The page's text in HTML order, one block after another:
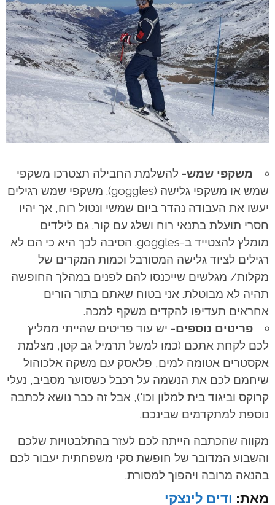
משקפי שמש- להשלמת החבילה תצטרכו משקפי
שמש או משקפי גלישה (goggles). משקפי שמש רגילים
יעשו את העבודה נהדר ביום שמשי ונטול רוח, אך יהיו
חסרי תועלת בתנאי רוח ושלג עם קור. גם לילדים
מומלץ להצטייד ב-goggles. הסיבה לכך היא כי הם לא
רגילים לציוד גלישה המסורבל וכמות המקרים של
מקלות/ מגלשים שייכנסו להם לפנים במהלך החופשה
תהיה לא מבוטלת. אני בטוח שאתם בתור הורים
אחראים תעדיפו להקדים משקף למכה.
פריטים נוספים- יש עוד פריטים שהייתי ממליץ
לכם לקחת אתכם (כמו למשל תרמיל גב קטן, מצלמת
אקסטרים אטומה למים, פלאסק עם משקה אלכוהול
שיחמם לכם את הנשמה על רכבל כשסוער מסביב, נעלי
קרוקס וביגוד בית למלון וכו'), אבל זה כבר נושא לכתבה
נוספת למתקדמים שבינכם.
מקווה שהכתבה הייתה לכם לעזר בהתלבטויות שלכם
והשבוע המדובר של חופשת סקי משפחתית יעבור לכם
בהנאה מרובה ויהפוך למסורת.
מאת: ודים לינצקי